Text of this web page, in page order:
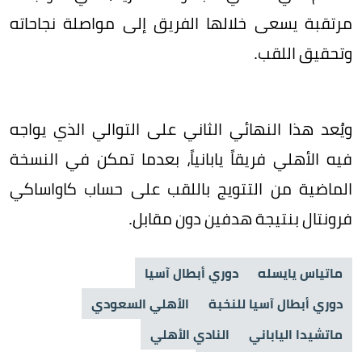
مرتقبة يسعى خلالها الفريق إلى مواصلة نجاحاته
وتحقيق اللقب.
ويُعد هذا النهائي الثاني على التوالي الذي يواجه
فيه الأهلي فريقاً يابانياً، بعدما تمكن في النسخة
الماضية من التتويج باللقب على حساب كاواساكي
فرونتال بنتيجة هدفين دون مقابل.
ماتياس يايسله
دوري أبطال آسيا
دوري أبطال آسيا للنخبة
الأهلي السعودي
ماتشيدا الياباني
النادي الأهلي